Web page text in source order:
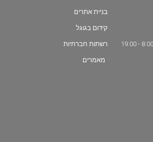
בניית אתרים
קידום בגוגל
רשתות חברתיות
מאמרים